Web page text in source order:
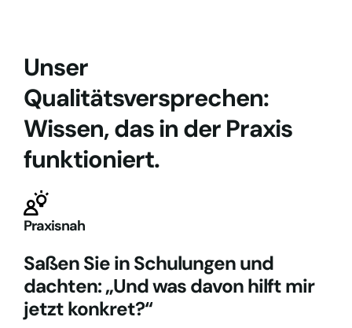
Unser
Qualitätsversprechen:
Wissen, das in der Praxis
funktioniert.
Praxisnah
Saßen Sie in Schulungen und
dachten: „Und was davon hilft mir
jetzt konkret?“